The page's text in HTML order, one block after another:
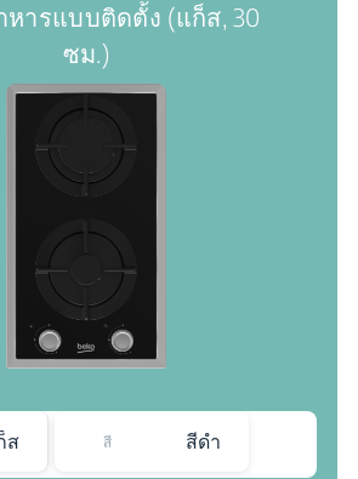
หารแบบติดตั้ง (แก็ส, 30
ซม.)
ส สี สีดำ